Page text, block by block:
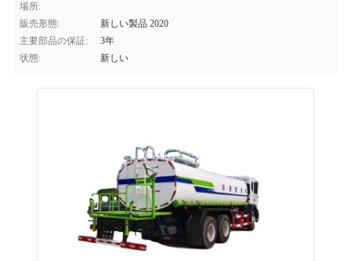
場所:
販売形態:
新しい製品 2020
主要部品の保証:
3年
状態:
新しい